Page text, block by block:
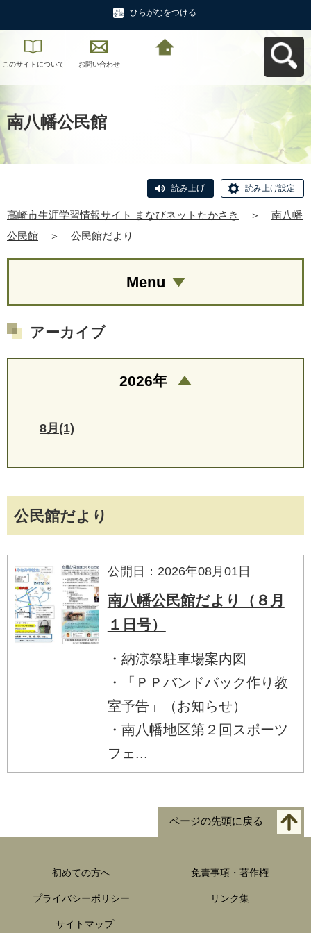
ひらがなをつける
このサイトについて お問い合わせ
南八幡公民館
読み上げ 読み上げ設定
高崎市生涯学習情報サイト まなびネットたかさき ＞
南八幡
公民館
＞ 公民館だより
公民館だより
公開日：2026年08月01日
南八幡公民館だより（８月
１日号）
・納涼祭駐車場案内図
・「ＰＰバンドバック作り教
室予告」（お知らせ）
・南八幡地区第２回スポーツ
フェ...
Menu
アーカイブ
2026年
8月(1)
ページの先頭に戻る
初めての方へ 免責事項・著作権
プライバシーポリシー リンク集
サイトマップ